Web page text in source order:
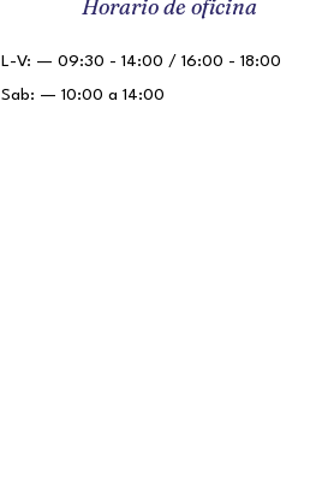
Horario de oficina
L-V: — 09:30 - 14:00 / 16:00 - 18:00
Sab: — 10:00 a 14:00